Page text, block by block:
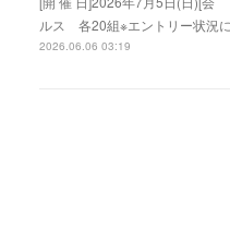
ルス 各20組※エントリー状況
2026.06.06 03:19